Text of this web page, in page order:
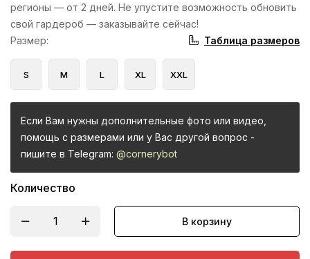
регионы — от 2 дней. Не упустите возможность обновить
свой гардероб — заказывайте сейчас!
Размер: Таблица размеров
S M L XL XXL
Если Вам нужны дополнительные фото или видео,
помощь с размерами или у Вас другой вопрос -
пишите в Telegram: @cornerybot
Количество
В корзину